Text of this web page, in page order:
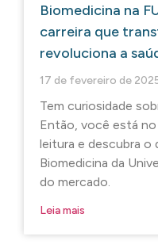
Biomedicina na
carreira que
revoluciona a
17 de fevereiro de
Tem curiosidade
Então, você está
leitura e descubra o
Biomedicina da
do mercado.
Leia mais